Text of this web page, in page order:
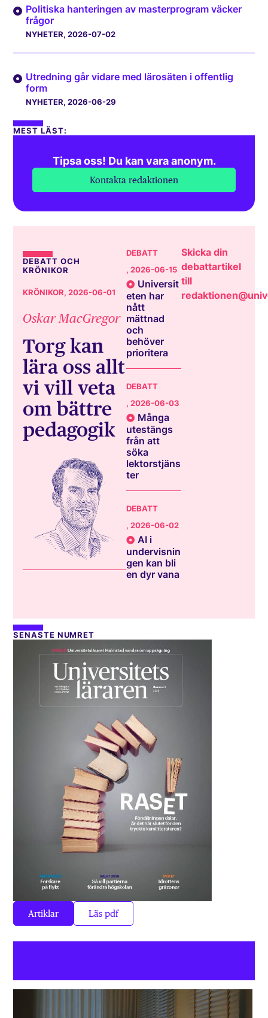
Politiska hanteringen av masterprogram väcker
frågor
NYHETER, 2026-07-02
Utredning går vidare med lärosäten i offentlig
form
NYHETER, 2026-06-29
MEST LÄST:
Tipsa oss! Du kan vara anonym.
Kontakta redaktionen
DEBATT OCH
KRÖNIKOR
KRÖNIKOR, 2026-06-01
Oskar MacGregor
Torg kan
lära oss allt
vi vill veta
om bättre
pedagogik
DEBATT
, 2026-06-15
Universit
eten har
nått
mättnad
och
behöver
prioritera
DEBATT
, 2026-06-03
Många
utestängs
från att
söka
lektorstjäns
ter
DEBATT
, 2026-06-02
AI i
undervisnin
gen kan bli
en dyr vana
Skicka din
debattartikel
till
SENASTE NUMRET
Artiklar Läs pdf